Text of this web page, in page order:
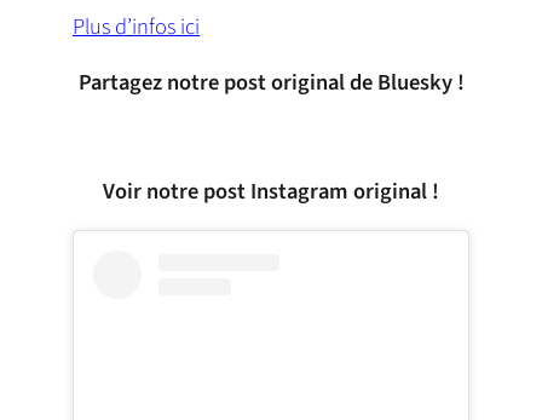
Plus d’infos ici
Partagez notre post original de Bluesky !
Voir notre post Instagram original !